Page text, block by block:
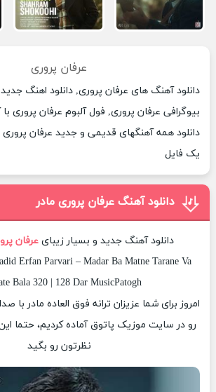
عرفان پروری
دانلود آهنگ های عرفان پروری, دانلود اهنگ
بیوگرافی عرفان پروری, فول آلبوم عرفان پروری
دانلود همه آهنگهای قدیمی و جدید عرفان
یک فایل
دانلود آهنگ عرفان پروری مادر
دانلود آهنگ جدید و بسیار زیبایعرفان
Erfan Parvari – Madar Ba Matne Tarane Va
Bala 320 | 128 Dar MusicPatogh
امروز برای شما عزیزان ترانه فوق العاده مادر با
رو در سایت موزیک پاتوق آماده کردیم، حتما
نظرتون رو بگید